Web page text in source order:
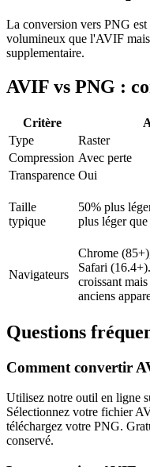
La conversion vers PNG
volumineux que l'AVIF
supplementaire.
AVIF vs PNG :
Critère
Type
Raster
Compression Avec perte
Transparence Oui
Taille
typique
50% plus
plus léger
Navigateurs
Chrome
Safari
croissant
anciens
Questions
Comment convertir
Utilisez notre outil en ligne
Sélectionnez votre fichier
téléchargez votre PNG.
conservé.